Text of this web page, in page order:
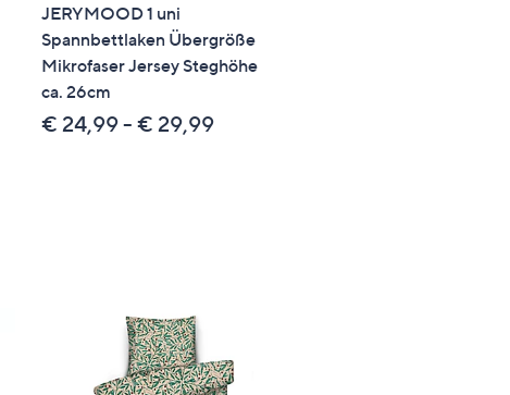
JERYMOOD 1 uni
Spannbettlaken Übergröße
Mikrofaser Jersey Steghöhe
ca. 26cm
€ 24,99 - € 29,99